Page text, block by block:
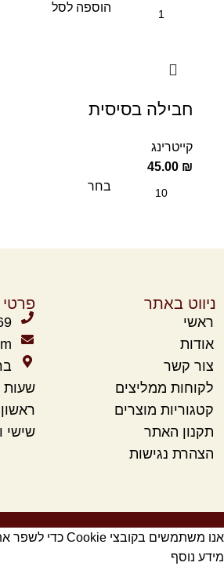
הוספה לסל
חבילה בסיסית
קייטרינג
45.00 ₪
בחר
ניווט באתר
ראשי
אודות
צור קשר
לקוחות ממליצים
קטגוריות מוצרים
תקנון האתר
הצהרת נגישות
שעות
ראשון -
שישי וערבי חג
אנו משתמשים בקובצי Cookie כדי לשפר את חוויית המשתמש שלך באתר שלנו. על ידי גלישה באתר זה, הנך מסכים לשימוש שלנו בקובצי Cookie.
מידע נוסף